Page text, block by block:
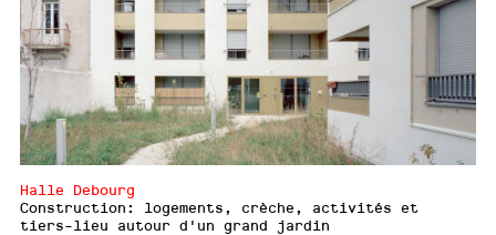
Halle Debourg
Construction: logements, crèche, activités et
tiers-lieu autour d'un grand jardin